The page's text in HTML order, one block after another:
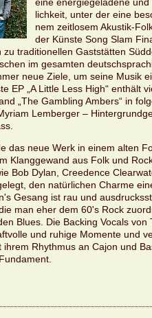
lich­keit, unter der eine
nem zeit­lo­sem Akus­tik-
der Küns­te Song Slam
tra­di­tio­nel­len Gast­stät­ten
im ge­sam­ten
neue Ziele, um seine Musik
EP „A Litt­le Less High“ ent­hält
„The Gam­bling Am­bers“ in
Lem­ber­ger –
das neue Werk in einem alten
Klang­ge­wand aus Folk und
Bob Dylan, Cree­de­nce
den na­tür­li­chen Charme
Ge­sang ist rau und
man eher dem 60's Rock
Blues. Die Backing Vo­cals
und ru­hi­ge Mo­men­te und
ihrem Rhyth­mus an Cajon und